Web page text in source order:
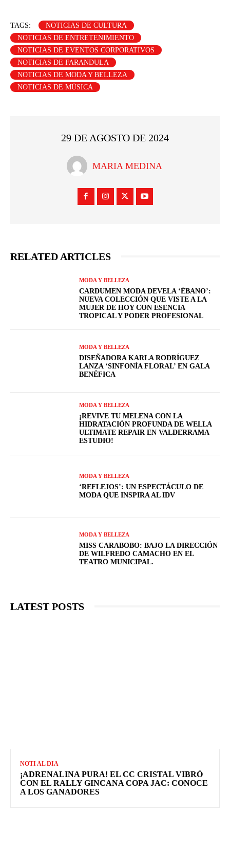
TAGS:
NOTICIAS DE CULTURA
NOTICIAS DE ENTRETENIMIENTO
NOTICIAS DE EVENTOS CORPORATIVOS
NOTICIAS DE FARANDULA
NOTICIAS DE MODA Y BELLEZA
NOTICIAS DE MÚSICA
29 DE AGOSTO DE 2024
MARIA MEDINA
RELATED ARTICLES
MODA Y BELLEZA
CARDUMEN MODA DEVELA ‘ÉBANO’:
NUEVA COLECCIÓN QUE VISTE A LA
MUJER DE HOY CON ESENCIA
TROPICAL Y PODER PROFESIONAL
MODA Y BELLEZA
DISEÑADORA KARLA RODRÍGUEZ
LANZA ‘SINFONÍA FLORAL’ EN GALA
BENÉFICA
MODA Y BELLEZA
¡REVIVE TU MELENA CON LA
HIDRATACIÓN PROFUNDA DE WELLA
ULTIMATE REPAIR EN VALDERRAMA
ESTUDIO!
MODA Y BELLEZA
‘REFLEJOS’: UN ESPECTÁCULO DE
MODA QUE INSPIRA AL IDV
MODA Y BELLEZA
MISS CARABOBO: BAJO LA DIRECCIÓN
DE WILFREDO CAMACHO EN EL
TEATRO MUNICIPAL.
LATEST POSTS
NOTI AL DIA
¡ADRENALINA PURA! EL CC CRISTAL VIBRÓ
CON EL RALLY GINCANA COPA JAC: CONOCE
A LOS GANADORES